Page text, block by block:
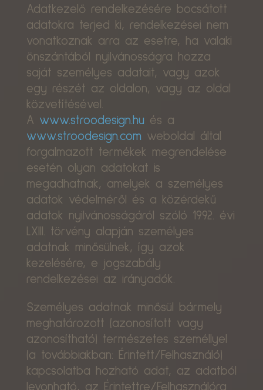
Adatkezelő rendelkezésére bocsátott
adatokra terjed ki, rendelkezései nem
vonatkoznak arra az esetre, ha valaki
önszántából nyilvánosságra hozza
saját személyes adatait, vagy azok
egy részét az oldalon, vagy az oldal
közvetítésével.
A www.stroodesign.hu és a
www.stroodesign.com weboldal által
forgalmazott termékek megrendelése
esetén olyan adatokat is
megadhatnak, amelyek a személyes
adatok védelméről és a közérdekű
adatok nyilvánosságáról szóló 1992. évi
LXIII. törvény alapján személyes
adatnak minősülnek, így azok
kezelésére, e jogszabály
rendelkezései az irányadók.
Személyes adatnak minősül bármely
meghatározott (azonosított vagy
azonosítható) természetes személlyel
(a továbbiakban: Érintett/Felhasználó)
kapcsolatba hozható adat, az adatból
levonható, az Érintettre/Felhasználóra